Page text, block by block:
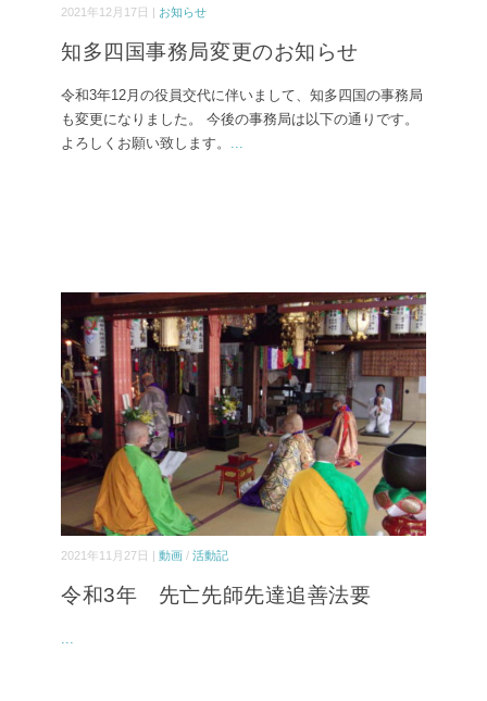
2021年12月17日 | お知らせ
知多四国事務局変更のお知らせ
令和3年12月の役員交代に伴いまして、知多四国の事務局
も変更になりました。 今後の事務局は以下の通りです。
よろしくお願い致します。 ...
2021年11月27日 | 動画 / 活動記
令和3年 先亡先師先達追善法要
...